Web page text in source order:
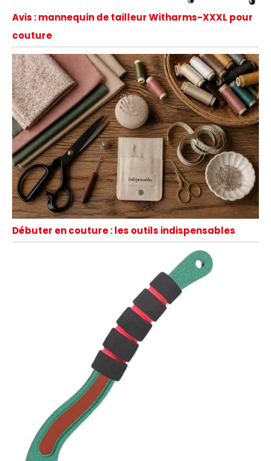
Avis : mannequin de tailleur Witharms-XXXL pour
couture
Débuter en couture : les outils indispensables